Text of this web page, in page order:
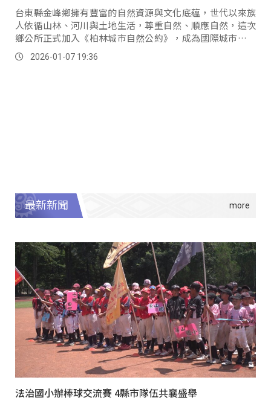
台東縣金峰鄉擁有豐富的自然資源與文化底蘊，世代以來族
人依循山林、河川與土地生活，尊重自然、順應自然，這次
鄉公所正式加入《柏林城市自然公約》，成為國際城市自然
行動網絡的一員，將祖先留下的生活智慧，轉化為當代治理
行動...。2026-01-07 19:36
最新新聞
法治國小辦棒球交流賽 4縣市隊伍共襄盛舉